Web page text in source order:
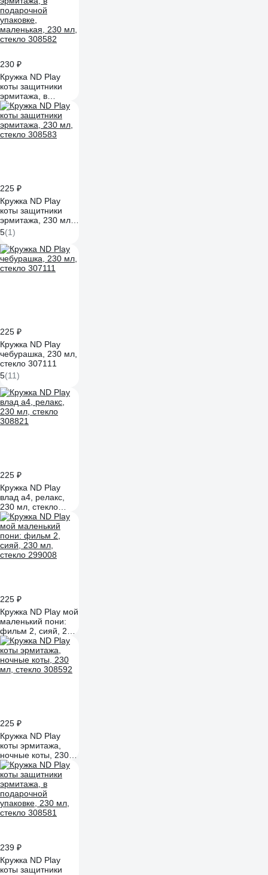
230 ₽
Кружка ND Play
коты защитники
эрмитажа, в
подарочной
упаковке,
маленькая, 230 мл,
стекло 308582
225 ₽
Кружка ND Play
коты защитники
эрмитажа, 230 мл,
стекло 308583
5(1)
225 ₽
Кружка ND Play
чебурашка, 230 мл,
стекло 307111
5(11)
225 ₽
Кружка ND Play
влад а4, релакс,
230 мл, стекло
308821
225 ₽
Кружка ND Play мой
маленький пони:
фильм 2, сияй, 230
мл, стекло 299008
225 ₽
Кружка ND Play
коты эрмитажа,
ночные коты, 230
мл, стекло 308592
239 ₽
Кружка ND Play
коты защитники